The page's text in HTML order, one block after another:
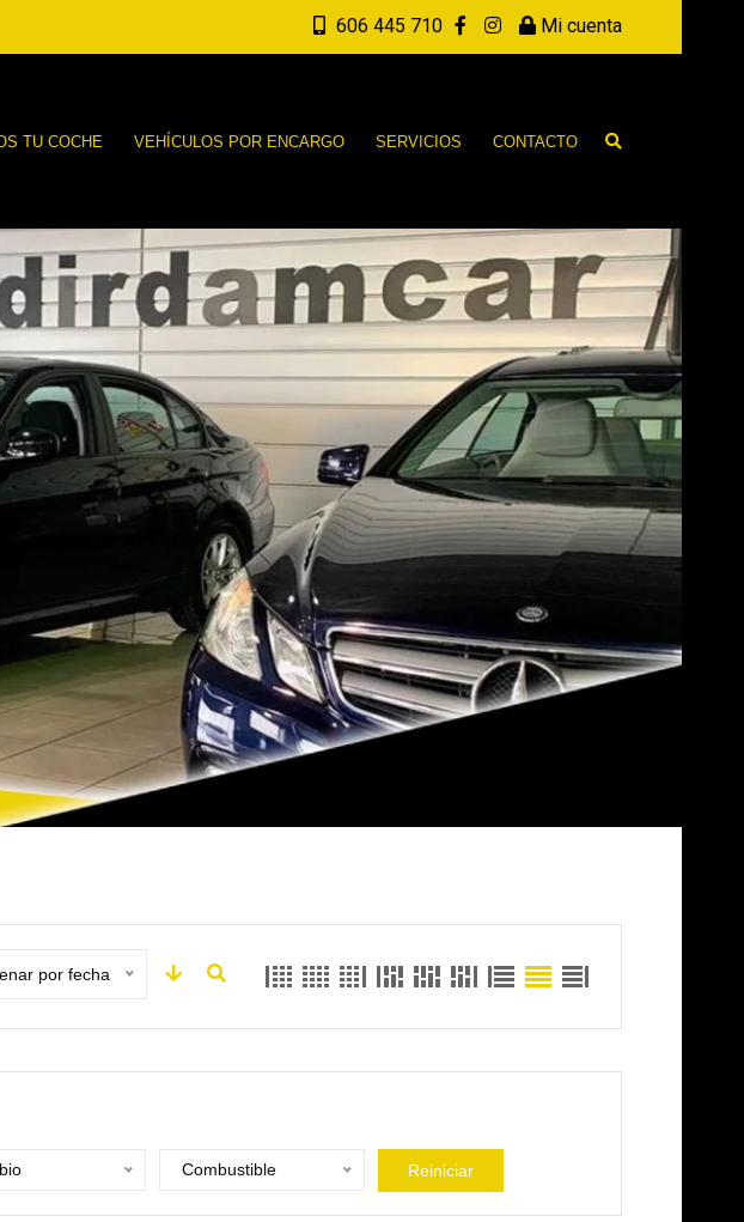
606 445 710 Mi cuenta
TU COCHE VEHÍCULOS POR ENCARGO SERVICIOS CONTACTO
por fecha
Combustible Reiniciar